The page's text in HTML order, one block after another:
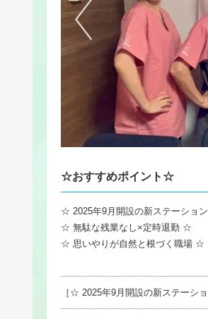
☆おすすめポイント☆
☆ 2025年9月開設の新ステーショ
☆ 無駄な残業なし×定時退勤 ☆
☆ 思いやりが自然と根づく職場 ☆
［☆ 2025年9月開設の新ステーシ